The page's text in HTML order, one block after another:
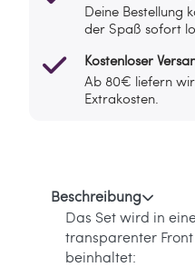
Deine Bestellung
der Spaß sofort
Kostenloser
Ab 80€ liefern
Extrakosten.
Beschreibung
Das Set wird in
transparenter
beinhaltet: